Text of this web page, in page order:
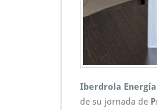
Iberdrola Energía
de su jornada de